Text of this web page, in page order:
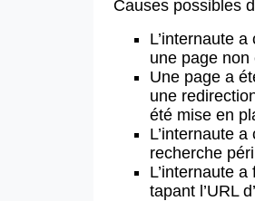
Causes possibles
L’internaute
une page non
Une page a
une
été mise en
L’internaute
recherche
L’internaute
tapant l’URL